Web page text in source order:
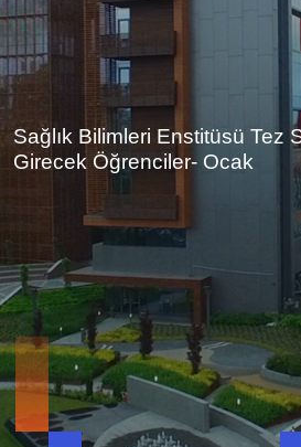
Sağlık Bilimleri Enstitüsü Tez
Girecek Öğrenciler- Ocak